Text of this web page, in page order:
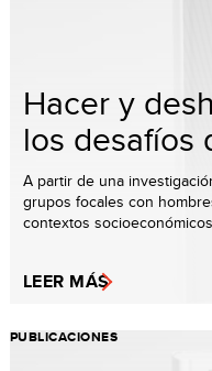
Hacer y
los desafíos
A partir de una
grupos focales con
contextos
LEER MÁS
PUBLICACIONES